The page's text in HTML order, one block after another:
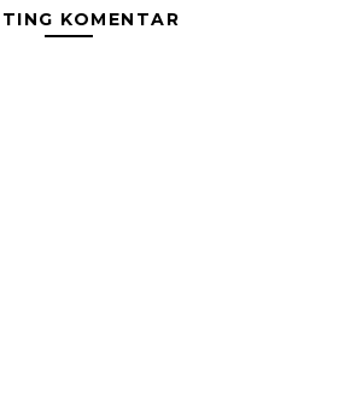
KOMENTAR